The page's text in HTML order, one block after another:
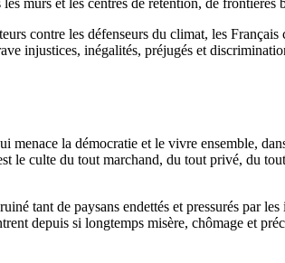
contre les défenseurs du climat, les Français
injustices, inégalités, préjugés et
menace la démocratie et le vivre ensemble,
le culte du tout marchand, du tout privé, du
tant de paysans endettés et pressurés par
depuis si longtemps misère, chômage et